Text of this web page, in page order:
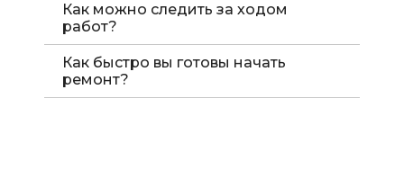
Как можно следить за ходом
работ?
Как быстро вы готовы начать
ремонт?